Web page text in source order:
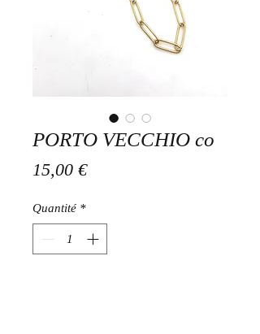
PORTO VECCHIO co
15,00 €Prix
Quantité *